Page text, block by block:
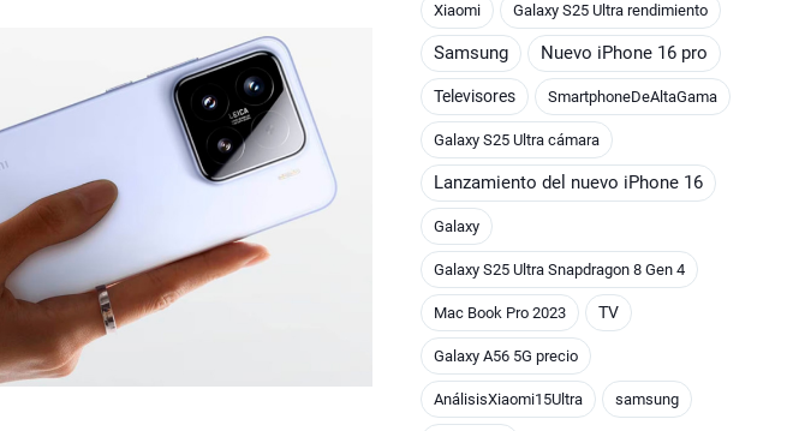
Xiaomi Galaxy S25 Ultra rendimiento
Samsung Nuevo iPhone 16 pro
Televisores SmartphoneDeAltaGama
Galaxy S25 Ultra cámara
Lanzamiento del nuevo iPhone 16
Galaxy
Galaxy S25 Ultra Snapdragon 8 Gen 4
Mac Book Pro 2023 TV
Galaxy A56 5G precio
AnálisisXiaomi15Ultra samsung